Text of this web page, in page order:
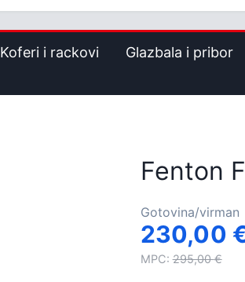
Koferi i rackovi Glazbala i pribor
Fenton
Gotovina/virman
230,00
MPC:295,00€